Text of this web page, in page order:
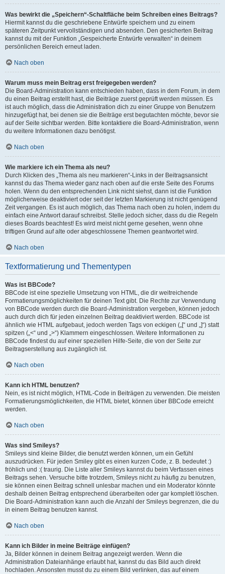
Was bewirkt die „Speichern“-Schaltfläche beim Schreiben eines Beitrags?
Hiermit kannst du die geschriebene Entwürfe speichern und zu einem
späteren Zeitpunkt vervollständigen und absenden. Den gesicherten Beitrag
kannst du mit der Funktion „Gespeicherte Entwürfe verwalten“ in deinem
persönlichen Bereich erneut laden.
Nach oben
Warum muss mein Beitrag erst freigegeben werden?
Die Board-Administration kann entschieden haben, dass in dem Forum, in dem
du einen Beitrag erstellt hast, die Beiträge zuerst geprüft werden müssen. Es
ist auch möglich, dass die Administration dich zu einer Gruppe von Benutzern
hinzugefügt hat, bei denen sie die Beiträge erst begutachten möchte, bevor sie
auf der Seite sichtbar werden. Bitte kontaktiere die Board-Administration, wenn
du weitere Informationen dazu benötigst.
Nach oben
Wie markiere ich ein Thema als neu?
Durch Klicken des „Thema als neu markieren“-Links in der Beitragsansicht
kannst du das Thema wieder ganz nach oben auf die erste Seite des Forums
holen. Wenn du den entsprechenden Link nicht siehst, dann ist die Funktion
möglicherweise deaktiviert oder seit der letzten Markierung ist nicht genügend
Zeit vergangen. Es ist auch möglich, das Thema nach oben zu holen, indem du
einfach eine Antwort darauf schreibst. Stelle jedoch sicher, dass du die Regeln
dieses Boards beachtest! Es wird meist nicht gerne gesehen, wenn ohne
triftigen Grund auf alte oder abgeschlossene Themen geantwortet wird.
Nach oben
Textformatierung und Thementypen
Was ist BBCode?
BBCode ist eine spezielle Umsetzung von HTML, die dir weitreichende
Formatierungsmöglichkeiten für deinen Text gibt. Die Rechte zur Verwendung
von BBCode werden durch die Board-Administration vergeben, können jedoch
auch durch dich für jeden einzelnen Beitrag deaktiviert werden. BBCode ist
ähnlich wie HTML aufgebaut, jedoch werden Tags von eckigen („[“ und „]“) statt
spitzen („<“ und „>“) Klammern eingeschlossen. Weitere Informationen zu
BBCode findest du auf einer speziellen Hilfe-Seite, die von der Seite zur
Beitragserstellung aus zugänglich ist.
Nach oben
Kann ich HTML benutzen?
Nein, es ist nicht möglich, HTML-Code in Beiträgen zu verwenden. Die meisten
Formatierungsmöglichkeiten, die HTML bietet, können über BBCode erreicht
werden.
Nach oben
Was sind Smileys?
Smileys sind kleine Bilder, die benutzt werden können, um ein Gefühl
auszudrücken. Für jeden Smiley gibt es einen kurzen Code, z. B. bedeutet :)
fröhlich und :( traurig. Die Liste aller Smileys kannst du beim Verfassen eines
Beitrags sehen. Versuche bitte trotzdem, Smileys nicht zu häufig zu benutzen,
sie können einen Beitrag schnell unlesbar machen und ein Moderator könnte
deshalb deinen Beitrag entsprechend überarbeiten oder gar komplett löschen.
Die Board-Administration kann auch die Anzahl der Smileys begrenzen, die du
in einem Beitrag benutzen kannst.
Nach oben
Kann ich Bilder in meine Beiträge einfügen?
Ja, Bilder können in deinem Beitrag angezeigt werden. Wenn die
Administration Dateianhänge erlaubt hat, kannst du das Bild auch direkt
hochladen. Ansonsten musst du zu einem Bild verlinken, das auf einem